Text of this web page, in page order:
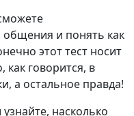
общения и понять как
этот тест носит
как говорится, в
а остальное правда!
насколько